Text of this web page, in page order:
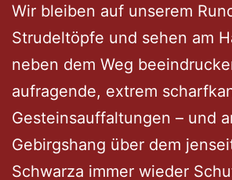
Wir bleiben auf unserem
Strudeltöpfe und sehen am
neben dem Weg
aufragende, extrem
Gesteinsauffaltungen – und
Gebirgshang über dem
Schwarza immer wieder